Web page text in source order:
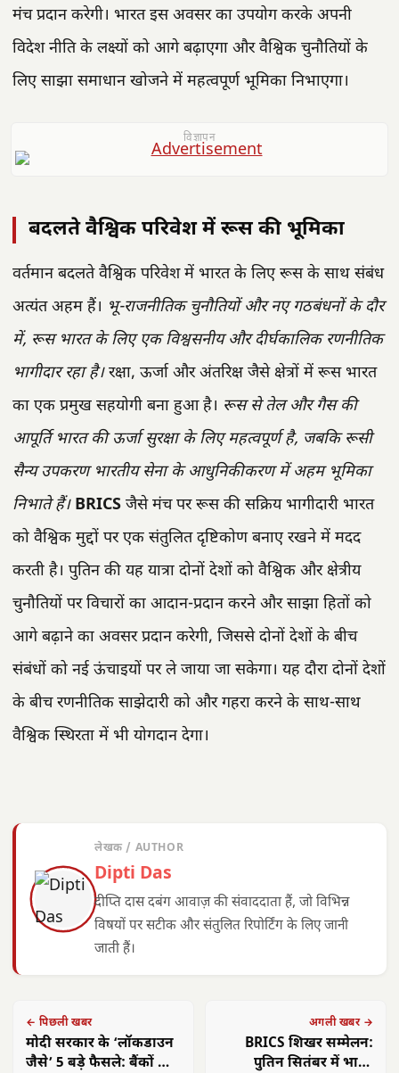
मंच प्रदान करेगी। भारत इस अवसर का उपयोग करके अपनी
विदेश नीति के लक्ष्यों को आगे बढ़ाएगा और वैश्विक चुनौतियों के
लिए साझा समाधान खोजने में महत्वपूर्ण भूमिका निभाएगा।
विज्ञापन
बदलते वैश्विक परिवेश में रूस की भूमिका
वर्तमान बदलते वैश्विक परिवेश में भारत के लिए रूस के साथ संबंध
अत्यंत अहम हैं। भू-राजनीतिक चुनौतियों और नए गठबंधनों के दौर
में, रूस भारत के लिए एक विश्वसनीय और दीर्घकालिक रणनीतिक
भागीदार रहा है।रक्षा, ऊर्जा और अंतरिक्ष जैसे क्षेत्रों में रूस भारत
का एक प्रमुख सहयोगी बना हुआ है। रूस से तेल और गैस की
आपूर्ति भारत की ऊर्जा सुरक्षा के लिए महत्वपूर्ण है, जबकि रूसी
सैन्य उपकरण भारतीय सेना के आधुनिकीकरण में अहम भूमिका
निभाते हैं। BRICS जैसे मंच पर रूस की सक्रिय भागीदारी भारत
को वैश्विक मुद्दों पर एक संतुलित दृष्टिकोण बनाए रखने में मदद
करती है। पुतिन की यह यात्रा दोनों देशों को वैश्विक और क्षेत्रीय
चुनौतियों पर विचारों का आदान-प्रदान करने और साझा हितों को
आगे बढ़ाने का अवसर प्रदान करेगी, जिससे दोनों देशों के बीच
संबंधों को नई ऊंचाइयों पर ले जाया जा सकेगा। यह दौरा दोनों देशों
के बीच रणनीतिक साझेदारी को और गहरा करने के साथ-साथ
वैश्विक स्थिरता में भी योगदान देगा।
लेखक / AUTHOR
Dipti Das
दीप्ति दास दबंग आवाज़ की संवाददाता हैं, जो विभिन्न
विषयों पर सटीक और संतुलित रिपोर्टिंग के लिए जानी
जाती हैं।
← पिछली खबर
मोदी सरकार के ‘लॉकडाउन
जैसे’ 5 बड़े फैसले: बैंकों को
अगली खबर →
BRICS शिखर सम्मेलन:
पुतिन सितंबर में भारत